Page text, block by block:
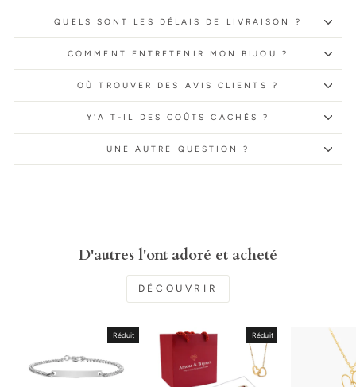
QUELS SONT LES DÉLAIS DE LIVRAISON ?
COMMENT ENTRETENIR MON BIJOU ?
OÙ TROUVER DES AVIS CLIENTS ?
Y'A T-IL DES COÛTS CACHÉS ?
UNE AUTRE QUESTION ?
D'autres l'ont adoré et acheté
DÉCOUVRIR
Réduit Réduit